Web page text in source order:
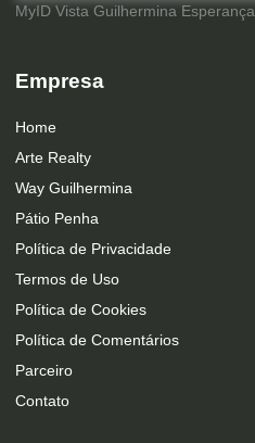
MyID Vista Guilhermina Esperança.
Empresa
Home
Arte Realty
Way Guilhermina
Pátio Penha
Política de Privacidade
Termos de Uso
Política de Cookies
Política de Comentários
Parceiro
Contato